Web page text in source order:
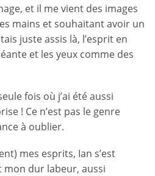
et il me vient des images
mains et souhaitant avoir un
juste assis là, l’esprit en
et les yeux comme des
fois où j’ai été aussi
! Ce n’est pas le genre
à oublier.
mes esprits, Ian s’est
mon dur labeur, aussi